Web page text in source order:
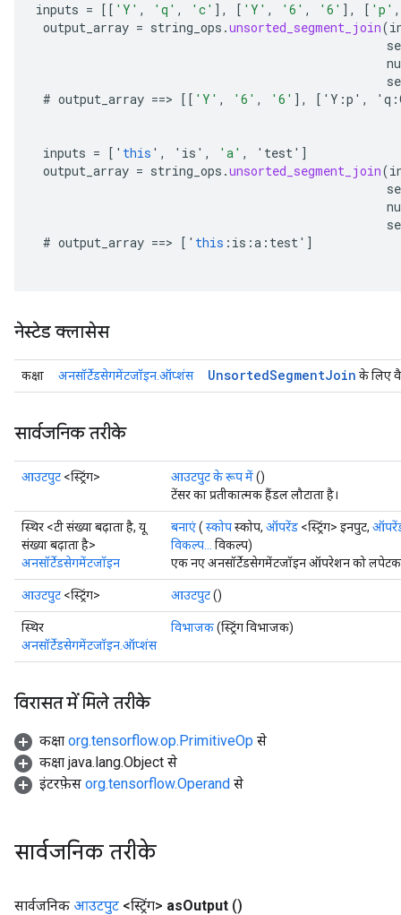
inputs = [[ 'Y' , 'q' , 'c' ] , [ 'Y' , '6' , '6' ] , [ 'p' ,
output_array = string_ops .unsorted_segment_join(
# output_array ==> [[ 'Y' , '6' , '6' ] , [ ' Y :p ' , ' q :
inputs = [ ' this ' , ' is ' , 'a' , ' test' ]
output_array = string_ops .unsorted_segment_join(
# output_array ==> [ ' this : is :a : test' ]
नेस्टेड क्लासेस
कक्षा अनसॉर्टेडसेगमेंटजॉइन.ऑप्शंस UnsortedSegmentJoin के लिए
सार्वजनिक तरीके
आउटपुट <स्ट्रिंग> आउटपुट के रूप में()
टेंसर का प्रतीकात्मक हैंडल लौटाता है।
स्थिर <टी संख्या बढ़ाता है, यू
संख्या बढ़ाता है>
अनसॉर्टेडसेगमेंटजॉइन
बनाएं( स्कोपस्कोप, ऑपरेंड <स्ट्रिंग> इनपुट,
विकल्प...
विकल्प)
एक नए अनसॉर्टेडसेगमेंटजॉइन ऑपरेशन को
आउटपुट <स्ट्रिंग> आउटपुट()
स्थिर
अनसॉर्टेडसेगमेंटजॉइन.ऑप्शंस
विभाजक(स्ट्रिंग विभाजक)
विरासत में मिले तरीके
कक्षा org.tensorflow.op.PrimitiveOp से
कक्षा java.lang.Object से
इंटरफ़ेस org.tensorflow.Operand से
सार्वजनिक तरीके
सार्वजनिक आउटपुट <स्ट्रिंग> asOutput ()